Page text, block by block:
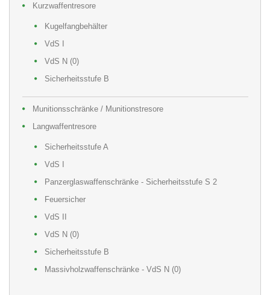
Kurzwaffentresore
Kugelfangbehälter
VdS I
VdS N (0)
Sicherheitsstufe B
Munitionsschränke / Munitionstresore
Langwaffentresore
Sicherheitsstufe A
VdS I
Panzerglaswaffenschränke - Sicherheitsstufe S 2
Feuersicher
VdS II
VdS N (0)
Sicherheitsstufe B
Massivholzwaffenschränke - VdS N (0)